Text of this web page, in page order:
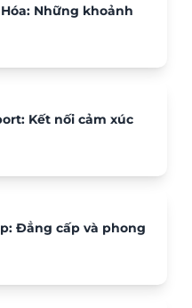
Những khoảnh
Kết nối cảm xúc
Đẳng cấp và phong